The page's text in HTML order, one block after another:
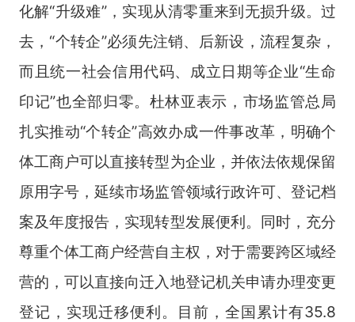
化解“升级难”，实现从清零重来到无损升级。过
去，“个转企”必须先注销、后新设，流程复杂，
而且统一社会信用代码、成立日期等企业“生命
印记”也全部归零。杜林亚表示，市场监管总局
扎实推动“个转企”高效办成一件事改革，明确个
体工商户可以直接转型为企业，并依法依规保留
原用字号，延续市场监管领域行政许可、登记档
案及年度报告，实现转型发展便利。同时，充分
尊重个体工商户经营自主权，对于需要跨区域经
营的，可以直接向迁入地登记机关申请办理变更
登记，实现迁移便利。目前，全国累计有35.8